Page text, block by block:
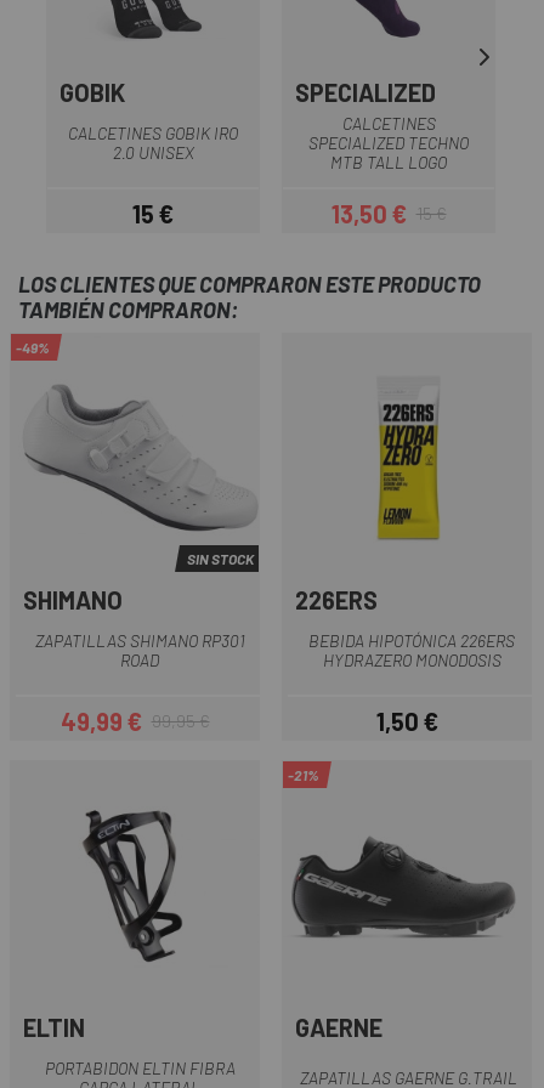
GOBIK
CALCETINES GOBIK IRO
2.0 UNISEX
Precio
15 €
SPECIALIZED
CALCETINES
SPECIALIZED TECHNO
MTB TALL LOGO
Precio
13,50 €Precio regular
15 €
LOS CLIENTES QUE COMPRARON ESTE PRODUCTO
TAMBIÉN COMPRARON:
-49%
SIN STOCK
SHIMANO
ZAPATILLAS SHIMANO RP301
ROAD
Precio
49,99 €Precio regular
99,95 €
226ERS
BEBIDA HIPOTÓNICA 226ERS
HYDRAZERO MONODOSIS
Precio
1,50 €
ELTIN
PORTABIDON ELTIN FIBRA
-21%
GAERNE
ZAPATILLAS GAERNE G.TRAIL